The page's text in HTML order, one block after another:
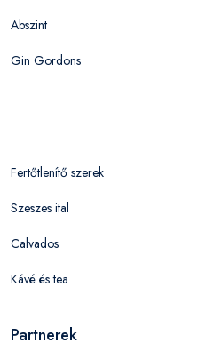
Abszint
Gin Gordons
Fertőtlenítő szerek
Szeszes ital
Calvados
Kávé és tea
Partnerek